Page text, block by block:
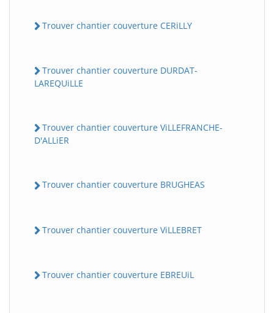
Trouver chantier couverture CERiLLY
Trouver chantier couverture DURDAT-
LAREQUiLLE
Trouver chantier couverture ViLLEFRANCHE-
D'ALLiER
Trouver chantier couverture BRUGHEAS
Trouver chantier couverture ViLLEBRET
Trouver chantier couverture EBREUiL